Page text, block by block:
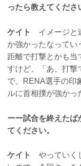
ったら教えてくださ
ケイト
イメージと
か強かったなってい
距離で打撃とかも当
すけど、「あ、打撃
で、RENA選手の印
ルに首相撲が強かっ
ーー試合を終えたば
てください。
ケイト
やっていく